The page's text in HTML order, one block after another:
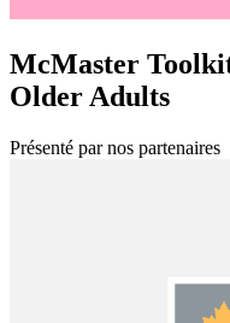
McMaster
Older Adults
Présenté par nos partenaires